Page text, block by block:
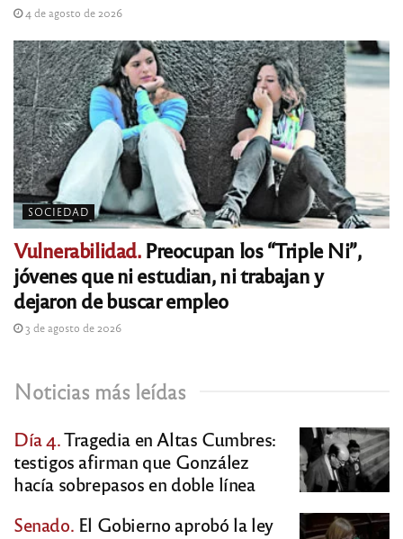
4 de agosto de 2026
SOCIEDAD
Vulnerabilidad.Preocupan los “Triple Ni”,
jóvenes que ni estudian, ni trabajan y
dejaron de buscar empleo
3 de agosto de 2026
Noticias más leídas
Día 4.Tragedia en Altas Cumbres:
testigos afirman que González
hacía sobrepasos en doble línea
Senado. El Gobierno aprobó la ley